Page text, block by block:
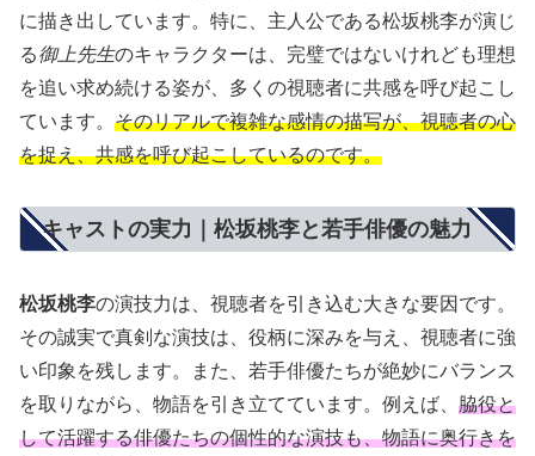
に描き出しています。特に、主人公である松坂桃李が演じ
る御上先生のキャラクターは、完璧ではないけれども理想
を追い求め続ける姿が、多くの視聴者に共感を呼び起こし
ています。 そのリアルで複雑な感情の描写が、視聴者の心
を捉え、共感を呼び起こしているのです。
キャストの実力｜松坂桃李と若手俳優の魅力
松坂桃李の演技力は、視聴者を引き込む大きな要因です。
その誠実で真剣な演技は、役柄に深みを与え、視聴者に強
い印象を残します。また、若手俳優たちが絶妙にバランス
を取りながら、物語を引き立てています。例えば、 脇役と
して活躍する俳優たちの個性的な演技も、物語に奥行きを